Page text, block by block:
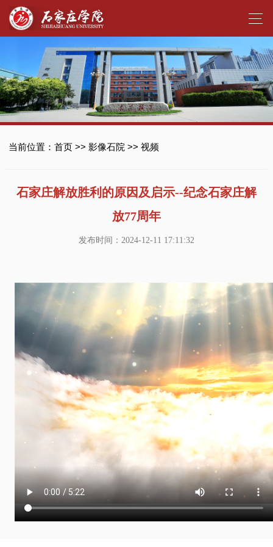
当前位置： 首页>> 影像石院 >> 视频
石家庄解放胜利的原因及启示--纪念石家庄解
放77周年
发布时间：2024-12-11 17:11:32